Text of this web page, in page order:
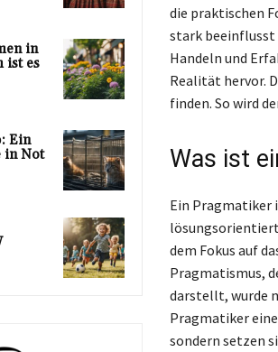
in
ist es
Ein
in Not
die praktischen
stark beeinflusst
Handeln und
Realität hervor.
finden. So wird
Was ist
Ein Pragmatiker
dem Fokus auf
Pragmatismus,
darstellt, wurde
Pragmatiker
sondern setzen